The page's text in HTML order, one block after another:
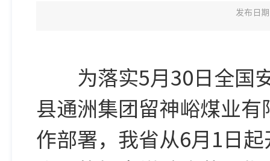
发布日
为落实5月30日全国安
县通洲集团留神峪煤业
作部署，我省从6月1日